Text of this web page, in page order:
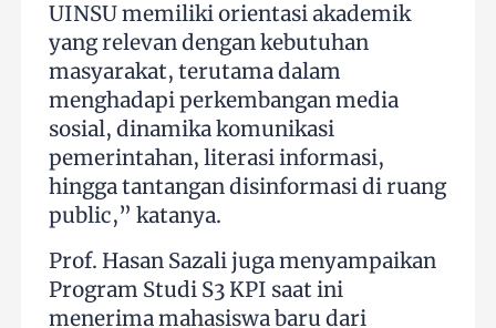
UINSU memiliki orientasi akademik
yang relevan dengan kebutuhan
masyarakat, terutama dalam
menghadapi perkembangan media
sosial, dinamika komunikasi
pemerintahan, literasi informasi,
hingga tantangan disinformasi di ruang
public,” katanya.
Prof. Hasan Sazali juga menyampaikan
Program Studi S3 KPI saat ini
menerima mahasiswa baru dari